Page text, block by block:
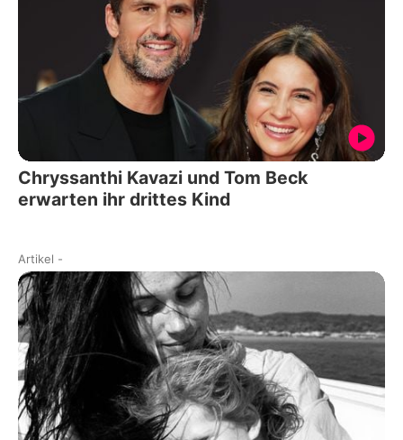
Chryssanthi Kavazi und Tom Beck
erwarten ihr drittes Kind
Artikel -